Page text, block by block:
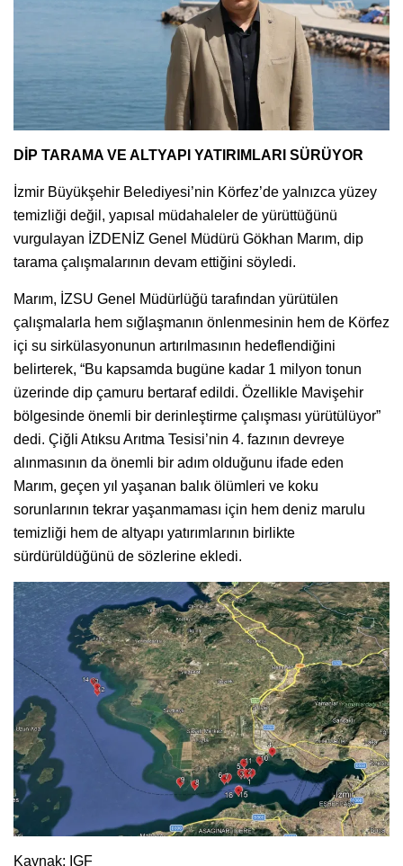
DİP TARAMA VE ALTYAPI YATIRIMLARI SÜRÜYOR
İzmir Büyükşehir Belediyesi’nin Körfez’de yalnızca yüzey
temizliği değil, yapısal müdahaleler de yürüttüğünü
vurgulayan İZDENİZ Genel Müdürü Gökhan Marım, dip
tarama çalışmalarının devam ettiğini söyledi.
Marım, İZSU Genel Müdürlüğü tarafından yürütülen
çalışmalarla hem sığlaşmanın önlenmesinin hem de Körfez
içi su sirkülasyonunun artırılmasının hedeflendiğini
belirterek, “Bu kapsamda bugüne kadar 1 milyon tonun
üzerinde dip çamuru bertaraf edildi. Özellikle Mavişehir
bölgesinde önemli bir derinleştirme çalışması yürütülüyor”
dedi. Çiğli Atıksu Arıtma Tesisi’nin 4. fazının devreye
alınmasının da önemli bir adım olduğunu ifade eden
Marım, geçen yıl yaşanan balık ölümleri ve koku
sorunlarının tekrar yaşanmaması için hem deniz marulu
temizliği hem de altyapı yatırımlarının birlikte
sürdürüldüğünü de sözlerine ekledi.
Kaynak: IGF